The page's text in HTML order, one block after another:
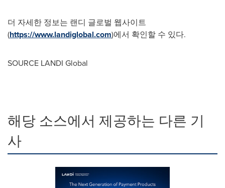
더 자세한 정보는 랜디 글로벌 웹사이트
(https://www.landiglobal.com)에서 확인할 수 있다.
SOURCE LANDI Global
해당 소스에서 제공하는 다른 기
사